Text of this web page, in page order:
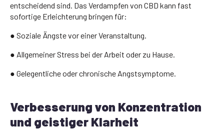
entscheidend sind. Das Verdampfen von CBD kann fast
sofortige Erleichterung bringen für:
● Soziale Ängste vor einer Veranstaltung.
● Allgemeiner Stress bei der Arbeit oder zu Hause.
● Gelegentliche oder chronische Angstsymptome.
Verbesserung von Konzentration
und geistiger Klarheit